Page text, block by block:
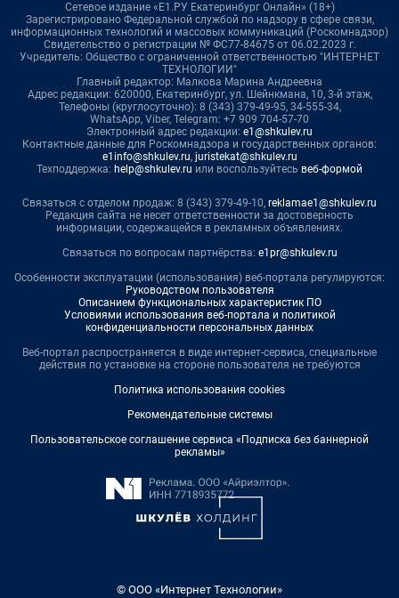
Сетевое издание «Е1.РУ Екатеринбург Онлайн» (18+)
Зарегистрировано Федеральной службой по надзору в сфере связи,
информационных технологий и массовых коммуникаций (Роскомнадзор)
Свидетельство о регистрации № ФС77-84675 от 06.02.2023 г.
Учредитель: Общество с ограниченной ответственностью "ИНТЕРНЕТ
ТЕХНОЛОГИИ"
Главный редактор: Малкова Марина Андреевна
Адрес редакции: 620000, Екатеринбург, ул. Шейнкмана, 10, 3-й этаж,
Телефоны (круглосуточно): 8 (343) 379-49-95, 34-555-34,
WhatsApp, Viber, Telegram: +7 909 704-57-70
Электронный адрес редакции: e1@shkulev.ru
Контактные данные для Роскомнадзора и государственных органов:
e1info@shkulev.ru, juristekat@shkulev.ru
Техподдержка: help@shkulev.ru или воспользуйтесь веб-формой
Связаться с отделом продаж: 8 (343) 379-49-10, reklamae1@shkulev.ru
Редакция сайта не несет ответственности за достоверность
информации, содержащейся в рекламных объявлениях.
Связаться по вопросам партнёрства: e1pr@shkulev.ru
Особенности эксплуатации (использования) веб-портала регулируются:
Руководством пользователя
Описанием функциональных характеристик ПО
Условиями использования веб-портала и политикой
конфиденциальности персональных данных
Веб-портал распространяется в виде интернет-сервиса, специальные
действия по установке на стороне пользователя не требуются
Политика использования cookies
Рекомендательные системы
Пользовательское соглашение сервиса «Подписка без баннерной
рекламы»
© ООО «Интернет Технологии»